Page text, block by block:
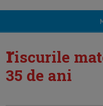
riscurile
35 de ani